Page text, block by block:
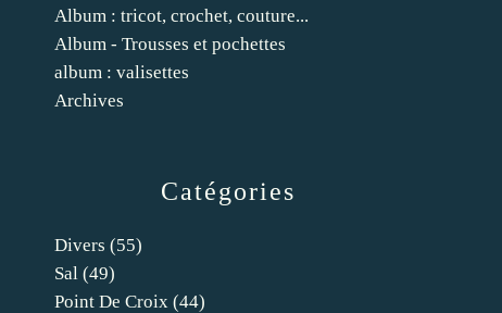
Catégories
Divers (55)
Sal (49)
Point De Croix (44)
Album : tricot, crochet, couture...
Album - Trousses et pochettes
album : valisettes
Archives